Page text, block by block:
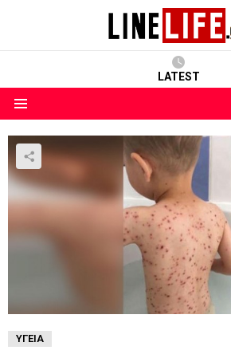
LATEST
ΥΓΕΊΑ